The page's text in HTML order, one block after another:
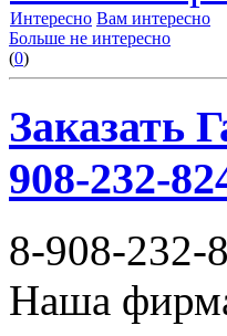
Интересно Вам интересно
Больше не интересно
(0)
Заказать
908-232-
8-908-232-
Наша